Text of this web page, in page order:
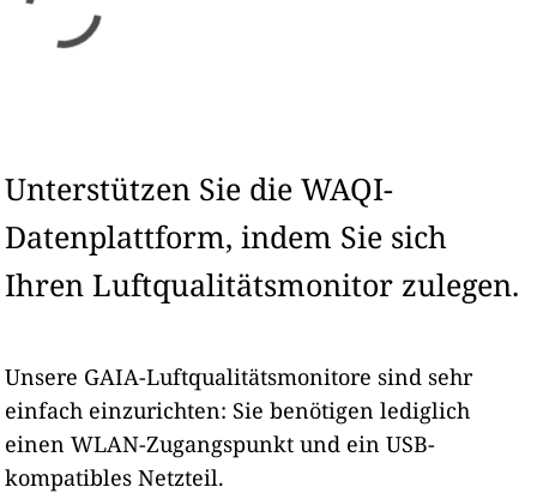
Unterstützen Sie die WAQI-
Datenplattform, indem Sie sich
Ihren Luftqualitätsmonitor zulegen.
Unsere GAIA-Luftqualitätsmonitore sind sehr
einfach einzurichten: Sie benötigen lediglich
einen WLAN-Zugangspunkt und ein USB-
kompatibles Netzteil.